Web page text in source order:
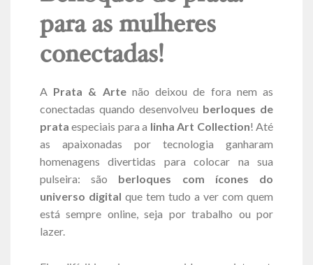
para as mulheres
conectadas!
A Prata & Artenão deixou de fora nem as
conectadas quando desenvolveu berloques de
prata especiais para a linha Art Collection! Até
as apaixonadas por tecnologia ganharam
homenagens divertidas para colocar na sua
pulseira: são berloques com ícones do
universo digital que tem tudo a ver com quem
está sempre online, seja por trabalho ou por
lazer.